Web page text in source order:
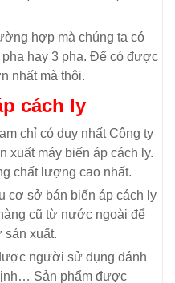
hợp mà chúng ta có
hay 3 pha. Để có được
nhất mà thôi.
cách ly
chỉ có duy nhất Công ty
xuất máy biến áp cách ly.
chất lượng cao nhất.
cơ sở bán biến áp cách ly
cũ từ nước ngoài để
sản xuất.
người sử dụng đánh
Sản phẩm được